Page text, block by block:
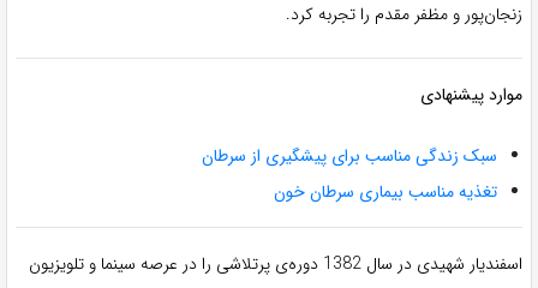
زنجان‌پور و مظفر مقدم را تجربه کرد.
موارد پیشنهادی
سبک زندگی مناسب برای پیشگیری از سرطان
تغذیه مناسب بیماری سرطان خون
اسفندیار شهیدی در سال 1382 دوره‌ی پرتلاشی را در عرصه سینما و تلویزیون